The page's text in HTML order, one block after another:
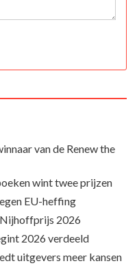
van de Renew the
wint twee prijzen
EU-heffing
2026
2026 verdeeld
uitgevers meer kansen